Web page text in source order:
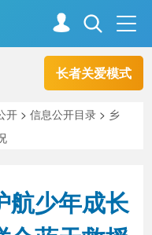
长者关爱模式
走进资阳
解读回应
开 >信息公开目录 > 乡
航少年成长